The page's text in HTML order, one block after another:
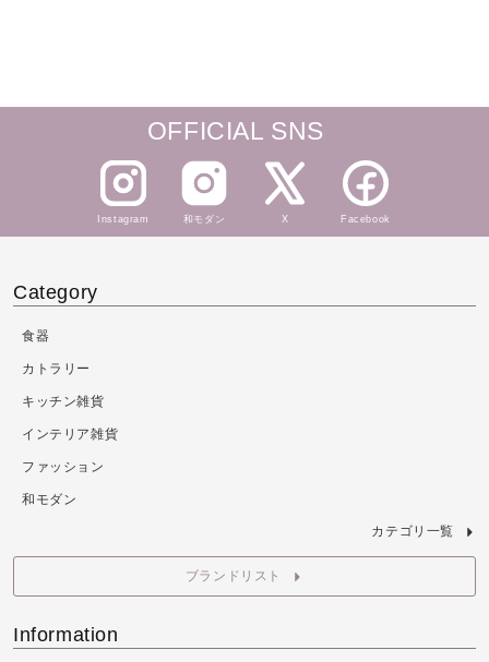
OFFICIAL SNS
Instagram 和モダン X Facebook
Category
食器
カトラリー
キッチン雑貨
インテリア雑貨
ファッション
和モダン
カテゴリ一覧
ブランドリスト
Information